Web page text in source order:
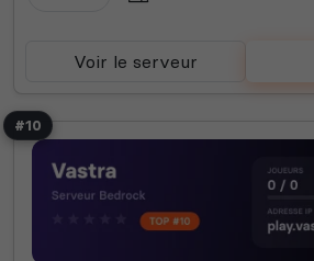
Voir le serveur
#10